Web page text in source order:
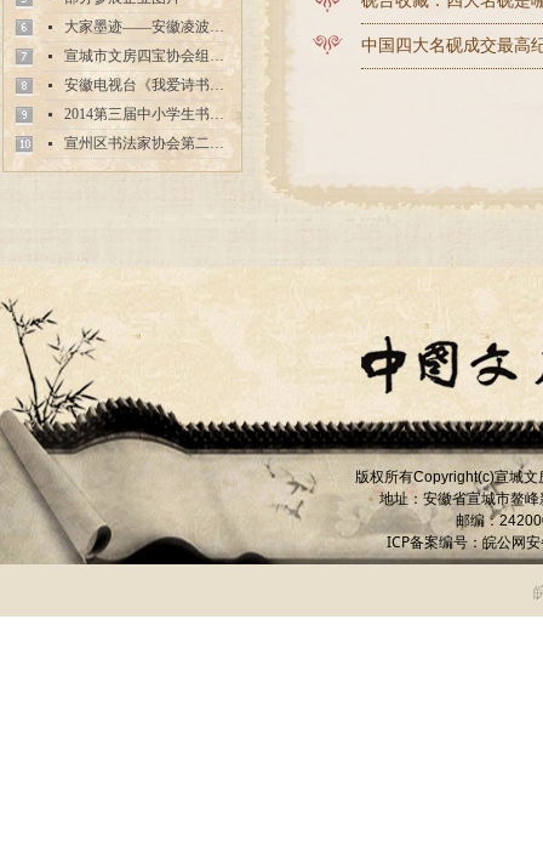
넷 大家墨迹——安徽凌波堂画院中国画展
넷 宣城市文房四宝协会组织架构
넷 安徽电视台《我爱诗书画》栏目来我市录制节目
넷 2014第三届中小学生书法、绘画作品大赛的通知
넷 宣州区书法家协会第二届代表大会
中国四大名砚成交最高
版权所有Copyright(c)宣城文
地址：安徽省宣城市鳌峰
邮编：
ICP备案编号： 皖公网